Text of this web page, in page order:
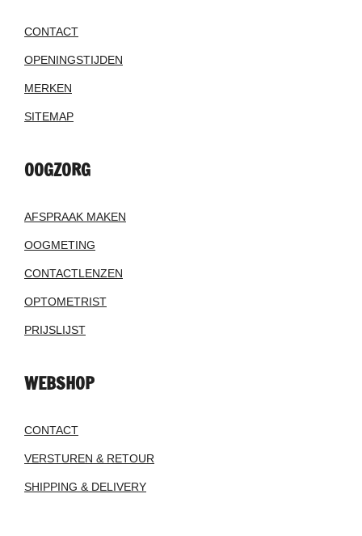
CONTACT
OPENINGSTIJDEN
MERKEN
SITEMAP
OOGZORG
AFSPRAAK MAKEN
OOGMETING
CONTACTLENZEN
OPTOMETRIST
PRIJSLIJST
WEBSHOP
CONTACT
VERSTUREN & RETOUR
SHIPPING & DELIVERY